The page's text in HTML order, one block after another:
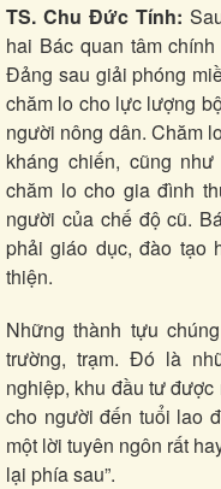
TS. Chu Đức Tính:
hai Bác quan tâm
Đảng sau giải phóng
chăm lo cho lực lượng
người nông dân. Chăm
kháng chiến, cũng
chăm lo cho gia đình
người của chế độ cũ.
phải giáo dục, đào tạo
thiện.
Những thành tựu
trường, trạm. Đó là
nghiệp, khu đầu tư
cho người đến tuổi lao
một lời tuyên ngôn rất
lại phía sau”.